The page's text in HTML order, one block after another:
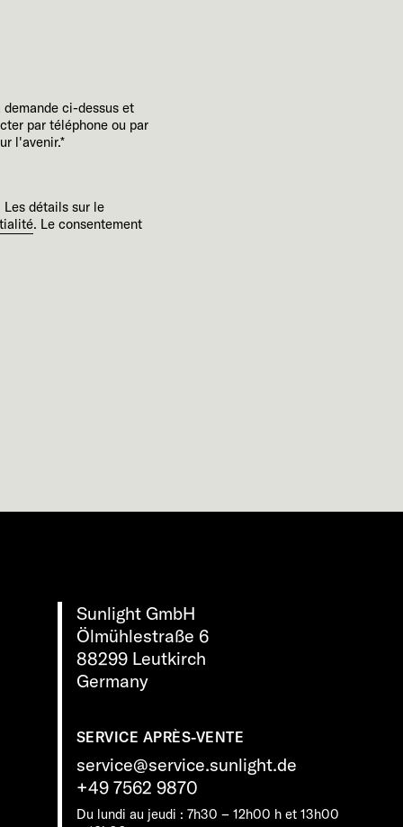
ci-dessus et
par téléphone ou par
l'avenir.*
détails sur le
. Le consentement
Sunlight GmbH
Ölmühlestraße 6
88299 Leutkirch
Germany
SERVICE APRÈS-VENTE
service@service.sunlight.de
+49 7562 9870
Du lundi au jeudi : 7h30 – 12h00 h et 13h00